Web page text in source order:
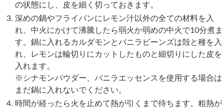
の状態にし、皮を細く切っておきます。
深めの鍋やフライパンにレモン汁以外の全ての材料を入
れ、中火にかけて沸騰したら弱火か弱めの中火で10分煮ま
す。鍋に入れるカルダモンとバニラビーンズは殻と種を入
れ、レモンは輪切りにカットしたものと細切りにした皮を
入れます。
※シナモンパウダー、バニラエッセンスを使用する場合は
まだ鍋に入れないでください。
時間が経ったら火を止めて熱が引くまで待ちます。粗熱が